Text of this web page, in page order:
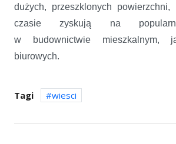
dużych, przeszklonych
czasie zyskują na
w budownictwie mieszkalnym,
biurowych.
Tagi wiesci